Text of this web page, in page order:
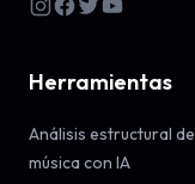
Herramientas
Análisis estructural de
música con IA